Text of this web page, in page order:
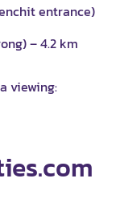
entrance)
– 4.2 km
viewing: